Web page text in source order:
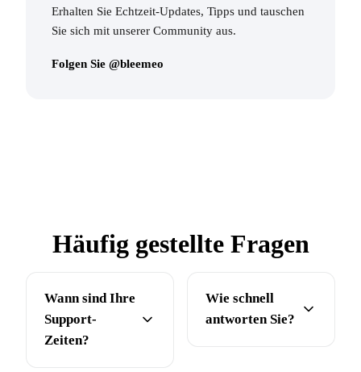
Erhalten Sie Echtzeit-Updates, Tipps und tauschen
Sie sich mit unserer Community aus.
Folgen Sie @bleemeo
Häufig gestellte Fragen
Wann sind Ihre
Support-
Zeiten?
Wie schnell
antworten Sie?